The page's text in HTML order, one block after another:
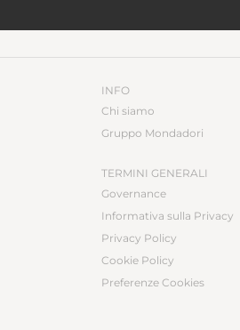
INFO
Chi siamo
Gruppo Mondadori
TERMINI GENERALI
Governance
Informativa sulla Privacy
Privacy Policy
Cookie Policy
Preferenze Cookies